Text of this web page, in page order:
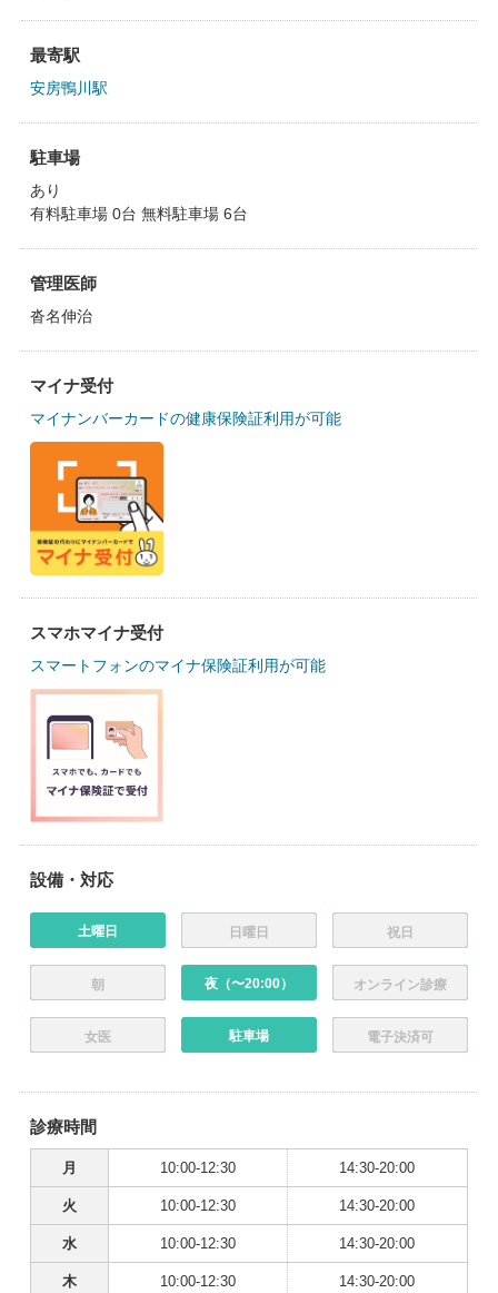
最寄駅
安房鴨川駅
駐車場
あり
有料駐車場 0台 無料駐車場 6台
管理医師
沓名伸治
マイナ受付
マイナンバーカードの健康保険証利用が可能
スマホマイナ受付
スマートフォンのマイナ保険証利用が可能
設備・対応
土曜日 日曜日 祝日
朝 夜（〜20:00） オンライン診療
女医 駐車場 電子決済可
診療時間
月 10:00-12:30 14:30-20:00
火 10:00-12:30 14:30-20:00
水 10:00-12:30 14:30-20:00
木 10:00-12:30 14:30-20:00